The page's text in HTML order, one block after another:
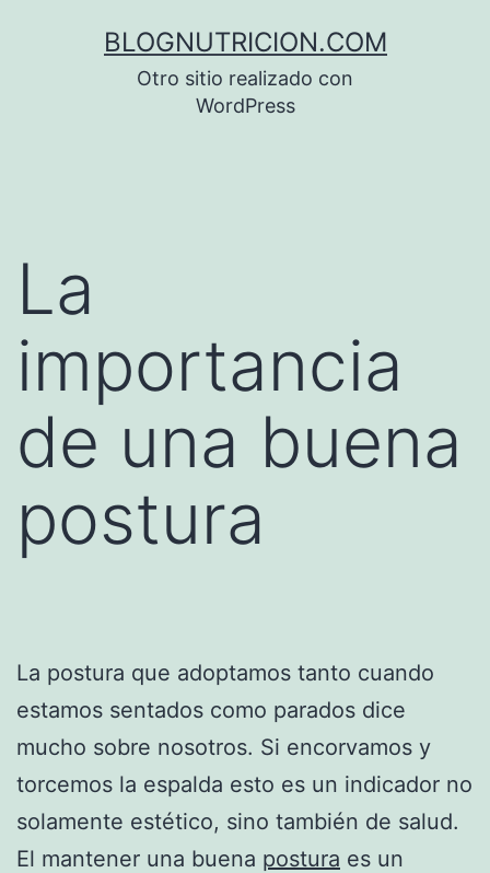
BLOGNUTRICION.COM
Otro sitio realizado con
WordPress
La
importancia
de una buena
postura
La postura que adoptamos tanto cuando
estamos sentados como parados dice
mucho sobre nosotros. Si encorvamos y
torcemos la espalda esto es un indicador no
solamente estético, sino también de salud.
El mantener una buena postura es un